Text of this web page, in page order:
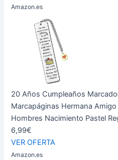
Amazon.es
20 Años Cumpleaños
Marcapáginas Hermana
Hombres Nacimiento Pastel
6,99€
VER OFERTA
Amazon.es